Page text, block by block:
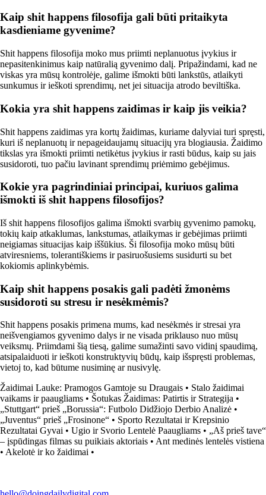
Kaip shit happens filosofija gali būti pritaikyta
kasdieniame gyvenime?
Shit happens filosofija moko mus priimti neplanuotus įvykius ir
nepasitenkinimus kaip natūralią gyvenimo dalį. Pripažindami, kad ne
viskas yra mūsų kontrolėje, galime išmokti būti lankstūs, atlaikyti
sunkumus ir ieškoti sprendimų, net jei situacija atrodo beviltiška.
Kokia yra shit happens zaidimas ir kaip jis veikia?
Shit happens zaidimas yra kortų žaidimas, kuriame dalyviai turi spręsti,
kuri iš neplanuotų ir nepageidaujamų situacijų yra blogiausia. Žaidimo
tikslas yra išmokti priimti netikėtus įvykius ir rasti būdus, kaip su jais
susidoroti, tuo pačiu lavinant sprendimų priėmimo gebėjimus.
Kokie yra pagrindiniai principai, kuriuos galima
išmokti iš shit happens filosofijos?
Iš shit happens filosofijos galima išmokti svarbių gyvenimo pamokų,
tokių kaip atkaklumas, lankstumas, atlaikymas ir gebėjimas priimti
neigiamas situacijas kaip iššūkius. Ši filosofija moko mūsų būti
atviresniems, tolerantiškiems ir pasiruošusiems susidurti su bet
kokiomis aplinkybėmis.
Kaip shit happens posakis gali padėti žmonėms
susidoroti su stresu ir nesėkmėmis?
Shit happens posakis primena mums, kad nesėkmės ir stresai yra
neišvengiamos gyvenimo dalys ir ne visada priklauso nuo mūsų
veiksmų. Priimdami šią tiesą, galime sumažinti savo vidinį spaudimą,
atsipalaiduoti ir ieškoti konstruktyvių būdų, kaip išspręsti problemas,
vietoj to, kad būtume nusiminę ar nusivylę.
Žaidimai Lauke: Pramogos Gamtoje su Draugais • Stalo žaidimai
vaikams ir paaugliams • Šotukas Žaidimas: Patirtis ir Strategija •
„Stuttgart“ prieš „Borussia“: Futbolo Didžiojo Derbio Analizė •
„Juventus“ prieš „Frosinone“ • Sporto Rezultatai ir Krepsinio
Rezultatai Gyvai • Ugio ir Svorio Lentelė Paaugliams • „Aš prieš tave“
– įspūdingas filmas su puikiais aktoriais • Ant medinės lentelės vistiena
• Akelotė ir ko žaidimai •